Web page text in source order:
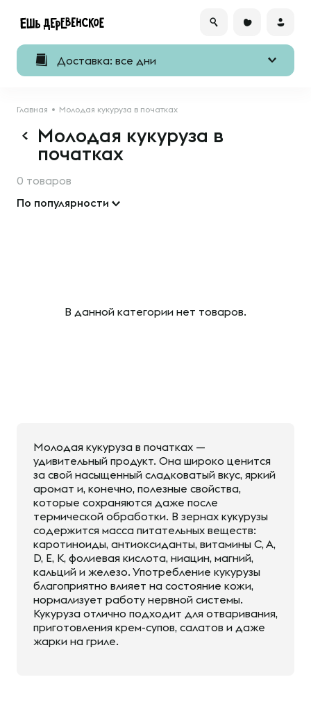
Доставка: все дни
Главная Молодая кукуруза в початках
Молодая кукуруза в
початках
0 товаров
По популярности
В данной категории нет товаров.
Молодая кукуруза в початках —
удивительный продукт. Она широко ценится
за свой насыщенный сладковатый вкус, яркий
аромат и, конечно, полезные свойства,
которые сохраняются даже после
термической обработки. В зернах кукурузы
содержится масса питательных веществ:
каротиноиды, антиоксиданты, витамины С, А,
D, E, К, фолиевая кислота, ниацин, магний,
кальций и железо. Употребление кукурузы
благоприятно влияет на состояние кожи,
нормализует работу нервной системы.
Кукуруза отлично подходит для отваривания,
приготовления крем-супов, салатов и даже
жарки на гриле.